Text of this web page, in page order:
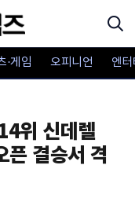
·게임 오피니언 엔
위 신데렐
결승서 격